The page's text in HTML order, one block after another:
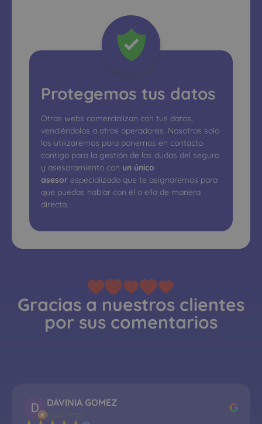
Protegemos tus datos
Otras webs comercializan con tus datos,
vendiéndolos a otros operadores. Nosotros solo
los utilizaremos para ponernos en contacto
contigo para la gestión de las dudas del seguro
y asesoramiento con un único
asesor especializado que te asignaremos para
que puedas hablar con él o ella de manera
directa.
Gracias a nuestros clientes
por sus comentarios
DAVINIA GOMEZ